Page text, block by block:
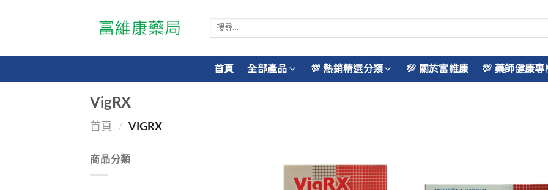
搜
鍵
字:
首頁 全部產品 💯 熱銷精選分類 💯 關於富維康 💯 藥師健康專
VigRX
首頁 / VIGRX
商品分類